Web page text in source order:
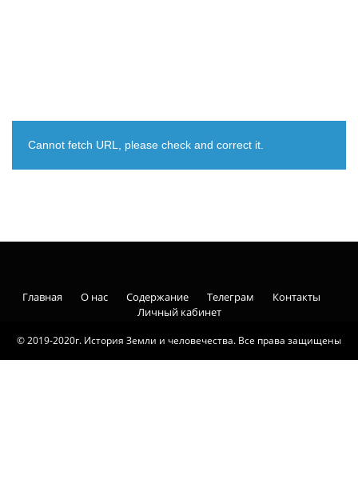
Cannot fetch URL, please check and correct it.
© 2019-2020г. История Земли и человечества. Все права защищены
Главная О нас Содержание Телеграм
Контакты
Личный кабинет